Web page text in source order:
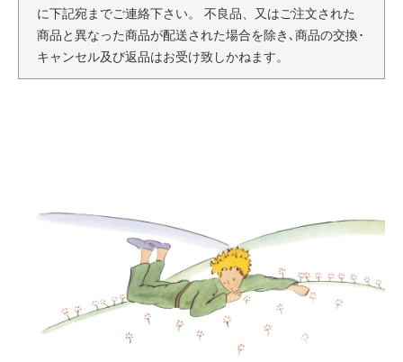
に下記宛までご連絡下さい。 不良品、又はご注文された
商品と異なった商品が配送された場合を除き､商品の交換･
キャンセル及び返品はお受け致しかねます。